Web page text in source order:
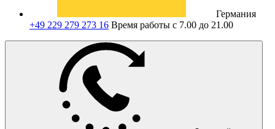
Германия
+49 229 279 273 16 Время работы с 7.00 до 21.00